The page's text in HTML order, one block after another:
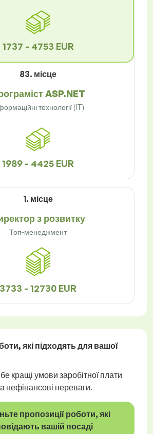
1737 - 4753 EUR
83. місце
ASP.NET
технології (IT)
1989 - 4425 EUR
1. місце
з розвитку
Топ-менеджмент
3733 - 12730 EUR
, які підходять для вашої
кращі умови заробітної плати
нефінансові переваги.
пропозиції роботи, які
вашій посаді